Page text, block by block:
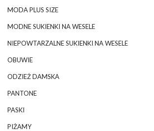
MODA PLUS SIZE
MODNE SUKIENKI NA WESELE
NIEPOWTARZALNE SUKIENKI NA WESELE
OBUWIE
ODZIEŻ DAMSKA
PANTONE
PASKI
PIŻAMY